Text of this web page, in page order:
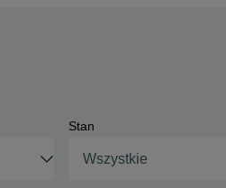
Stan
Wszystkie